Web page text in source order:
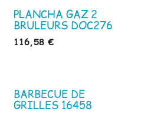
PLANCHA GAZ 2
BRULEURS DOC276
116,58 €
BARBECUE DE
GRILLES 16458